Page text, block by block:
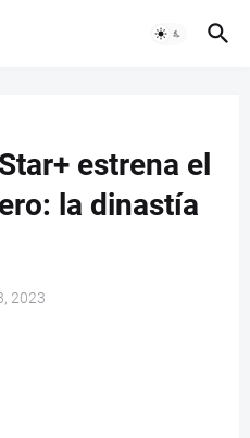
estrena el
la dinastía
2023